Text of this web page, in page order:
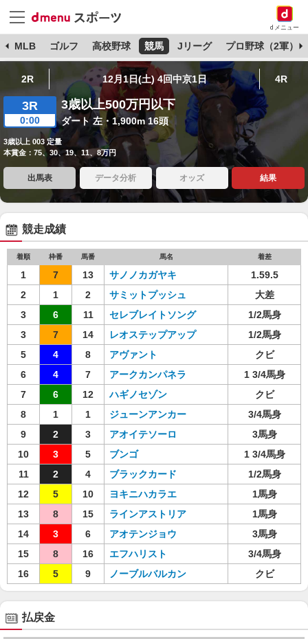
dメニュー
MLB ゴルフ 高校野球 競馬 Jリーグ プロ野球（2軍）
2R 12月1日(土) 4回中京1日 4R
3R
0:00
3歳以上500万円以下
ダート 左・1,900m 16頭
3歳以上 003 定量
本賞金：75、30、19、11、8万円
出馬表 データ分析 オッズ 結果
競走成績
着順 枠番 馬番 馬名 着差
1 7 13 サノノカガヤキ
1.59.5
2
1 2 サミットプッシュ
大差
3
6 11 セレブレイトソング
1/2馬身
3
7 14 レオステップアップ
1/2馬身
5
4 8 アヴァント
クビ
6
4 7 アークカンパネラ
1 3/4馬身
7
6 12 ハギノセゾン
クビ
8
1 1 ジューンアンカー
3/4馬身
9
2 3 アオイテソーロ
3馬身
10
3 5 ブンゴ
1 3/4馬身
11
2 4 ブラックカード
1/2馬身
12
5 10 ヨキニハカラエ
1馬身
13
8 15 ラインアストリア
1馬身
14
3 6 アオテンジョウ
3馬身
15
8 16 エフハリスト
3/4馬身
16
5 9 ノーブルバルカン クビ
払戻金